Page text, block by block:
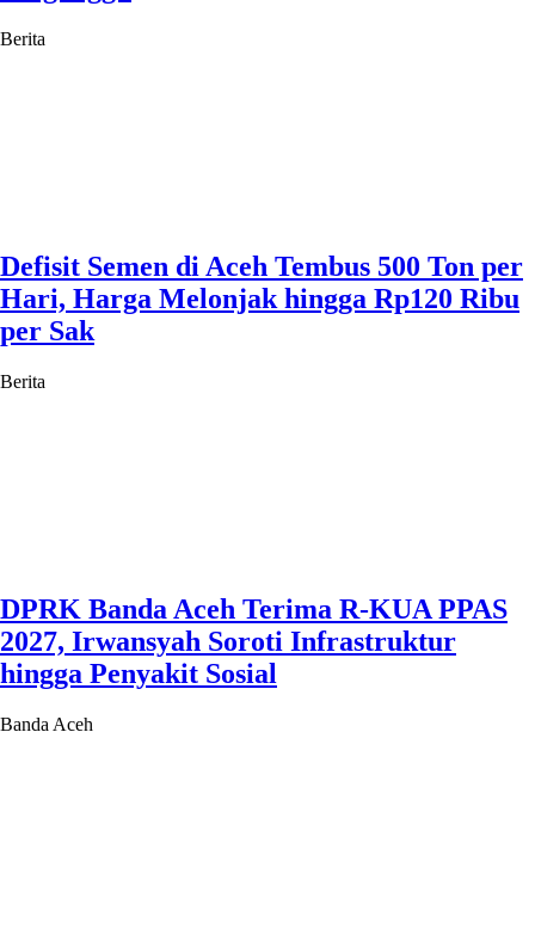
Berita
Defisit Semen di Aceh Tembus 500 Ton per
Hari, Harga Melonjak hingga Rp120 Ribu
per Sak
Berita
DPRK Banda Aceh Terima R-KUA PPAS
2027, Irwansyah Soroti Infrastruktur
hingga Penyakit Sosial
Banda Aceh